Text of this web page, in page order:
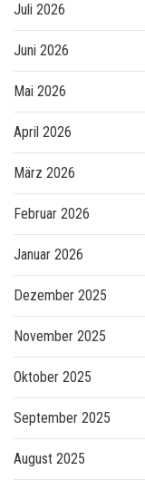
Juli 2026
Juni 2026
Mai 2026
April 2026
März 2026
Februar 2026
Januar 2026
Dezember 2025
November 2025
Oktober 2025
September 2025
August 2025